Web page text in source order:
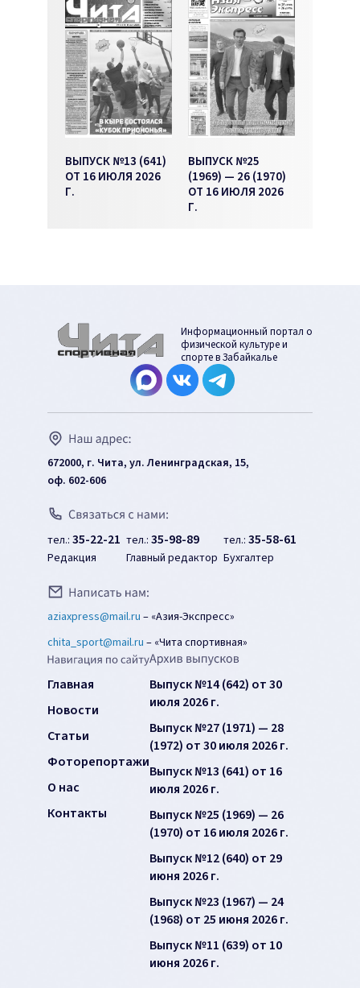
ВЫПУСК №13 (641)
ОТ 16 ИЮЛЯ 2026
Г.
ВЫПУСК №25
(1969) — 26 (1970)
ОТ 16 ИЮЛЯ 2026
Г.
Информационный портал о
физической культуре и
спорте в Забайкалье
672000, г. Чита, ул. Ленинградская, 15,
оф. 602-606
тел.: 35-22-21
Редакция
тел.: 35-98-89
Главный редактор
тел.: 35-58-61
Бухгалтер
aziaxpress@mail.ru – «Азия-Экспресс»
chita_sport@mail.ru – «Чита спортивная»
Главная
Новости
Статьи
Фоторепортажи
О нас
Контакты
Выпуск №14 (642) от 30
июля 2026 г.
Выпуск №27 (1971) — 28
(1972) от 30 июля 2026 г.
Выпуск №13 (641) от 16
июля 2026 г.
Выпуск №25 (1969) — 26
(1970) от 16 июля 2026 г.
Выпуск №12 (640) от 29
июня 2026 г.
Выпуск №23 (1967) — 24
(1968) от 25 июня 2026 г.
Выпуск №11 (639) от 10
июня 2026 г.